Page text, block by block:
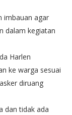
imbauan agar
dalam kegiatan
Harlen
ke warga sesuai
diruang
dan tidak ada